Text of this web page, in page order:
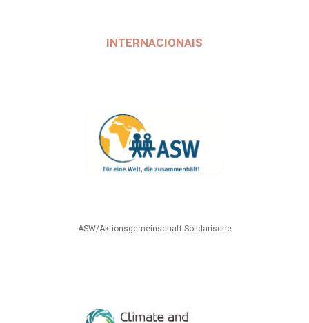
INTERNACIONAIS
ASW/Aktionsgemeinschaft Solidarische